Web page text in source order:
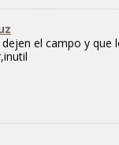
el campo y